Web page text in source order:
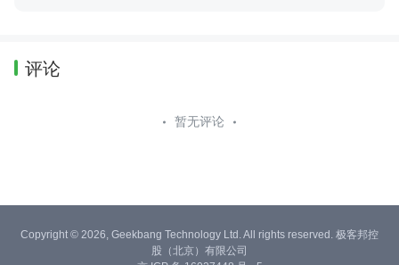
评论
暂无评论
Copyright © 2026, Geekbang Technology Ltd. All rights reserved. 极客邦控
股（北京）有限公司